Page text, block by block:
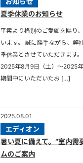
夏季休業のお知らせ
平素より格別のご愛顧を賜り
います。 誠に勝手ながら、弊
季休業とさせていただきます
2025年8月9日（土）～2025
期間中にいただいたお […]
2025.08.01
エディオン
暑い夏に備えて。“室内需
ムのご案内